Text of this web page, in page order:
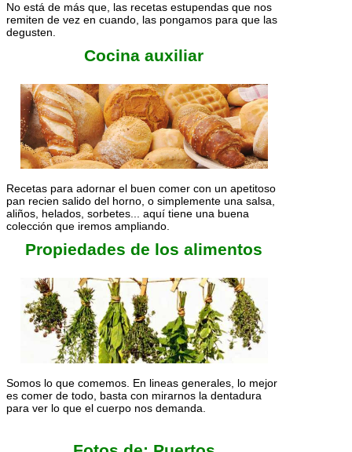
No está de más que, las recetas estupendas que nos
remiten de vez en cuando, las pongamos para que las
degusten.
Cocina auxiliar
Recetas para adornar el buen comer con un apetitoso
pan recien salido del horno, o simplemente una salsa,
aliños, helados, sorbetes... aquí tiene una buena
colección que iremos ampliando.
Propiedades de los alimentos
Somos lo que comemos. En lineas generales, lo mejor
es comer de todo, basta con mirarnos la dentadura
para ver lo que el cuerpo nos demanda.